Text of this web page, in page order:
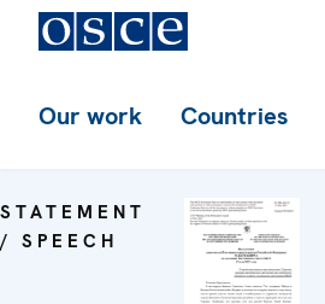
Our work Countries
STATEMENT
/ SPEECH